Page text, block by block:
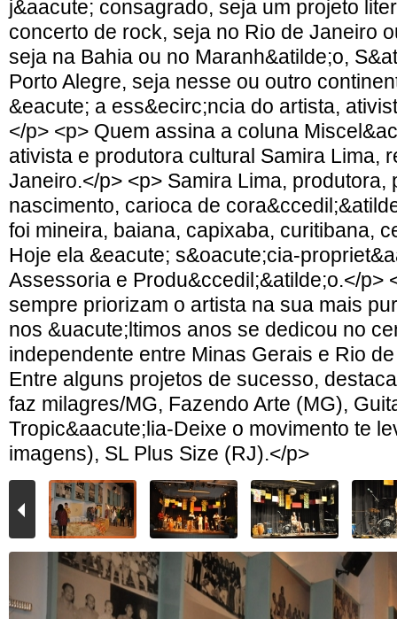
j&aacute; consagrado, seja um projeto
concerto de rock, seja no Rio de Janeiro
seja na Bahia ou no Maranh&atilde;o,
Porto Alegre, seja nesse ou outro
&eacute; a ess&ecirc;ncia do artista,
</p> <p> Quem assina a coluna
ativista e produtora cultural Samira Lima,
Janeiro.</p> <p> Samira Lima, produtora,
nascimento, carioca de
foi mineira, baiana, capixaba, curitibana,
Hoje ela &eacute; s&oacute;cia-
Assessoria e Produ&ccedil;&atilde;o.</p>
sempre priorizam o artista na sua mais
nos &uacute;ltimos anos se dedicou no
independente entre Minas Gerais e Rio
Entre alguns projetos de sucesso,
faz milagres/MG, Fazendo Arte (MG),
Tropic&aacute;lia-Deixe o movimento te
imagens), SL Plus Size (RJ).</p>